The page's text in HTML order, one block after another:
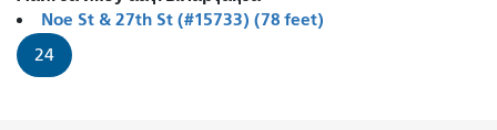
Noe St & 27th St (#15733) (78 feet)
24